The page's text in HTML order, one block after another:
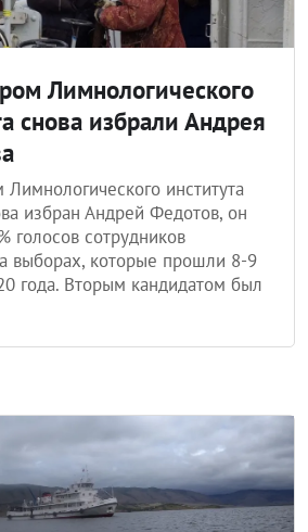
Лимнологического
снова избрали Андрея
института
избран Андрей Федотов, он
голосов сотрудников
выборах, которые прошли 8-9
года. Вторым кандидатом был